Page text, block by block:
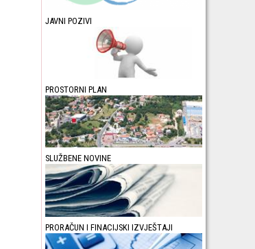
JAVNI POZIVI
PROSTORNI PLAN
SLUŽBENE NOVINE
PRORAČUN I FINACIJSKI IZVJEŠTAJI